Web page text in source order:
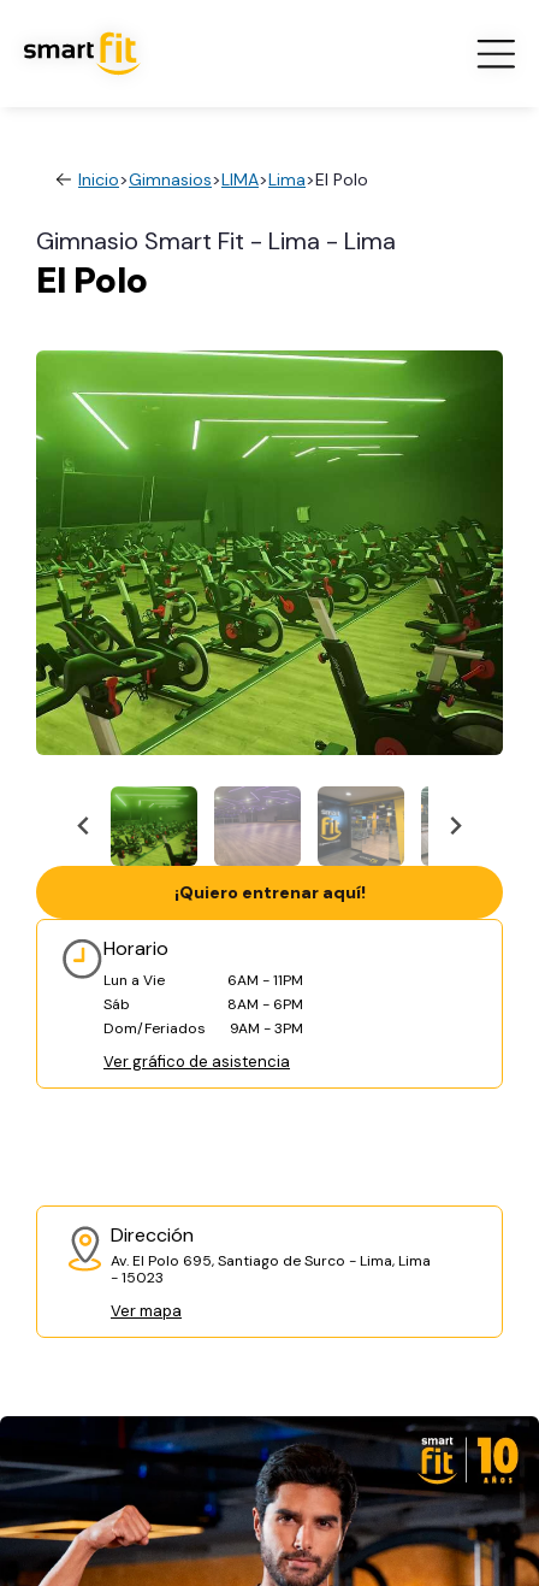
Inicio>Gimnasios>LIMA>Lima>El Polo
Gimnasio Smart Fit - Lima - Lima
El Polo
Horario
Lun a Vie
6AM - 11PM
Sáb
8AM - 6PM
Dom/Feriados
9AM - 3PM
Ver gráfico de asistencia
Dirección
Av. El Polo 695, Santiago de Surco - Lima, Lima
- 15023
Ver mapa
¡Quiero entrenar aquí!